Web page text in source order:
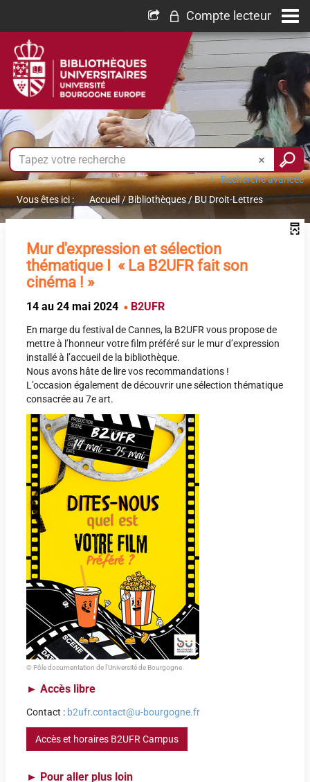
Compte lecteur
Recherche avancée
Vous êtes ici :
Accueil /Bibliothèques/BU Droit-Lettres
Mur d'expression et sélection
thématique I « La B2UFR fait son
cinéma ! »
14 au 24 mai 2024 B2UFR
En marge du festival de Cannes, la B2UFR vous propose de
mettre à l’honneur votre film préféré sur le mur d’expression
installé à l’accueil de la bibliothèque.
Nous avons hâte de lire vos recommandations !
L’occasion également de découvrir une sélection thématique
consacrée au 7e art.
© Pôle documentation de l'Université de Bourgogne.
► Accès libre
Contact : b2ufr.contact@u-bourgogne.fr
Accès et horaires B2UFR Campus
► Pour aller plus loin